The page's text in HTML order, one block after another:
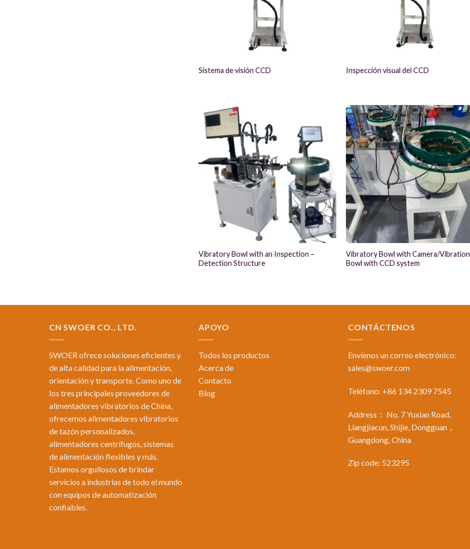
Sistema de visión CCD Inspección visual del CCD
Vibratory Bowl with an Inspection –
Detection Structure
Vibratory Bowl with Camera/Vibration
Bowl with CCD system
CN SWOER CO., LTD.
SWOER ofrece soluciones eficientes y
de alta calidad para la alimentación,
orientación y transporte. Como uno de
los tres principales proveedores de
alimentadores vibratorios de China,
ofrecemos alimentadores vibratorios
de tazón personalizados,
alimentadores centrífugos, sistemas
de alimentación flexibles y más.
Estamos orgullosos de brindar
servicios a industrias de todo el mundo
con equipos de automatización
confiables.
APOYO
Todos los productos
Acerca de
Contacto
Blog
CONTÁCTENOS
Envíenos un correo electrónico:
sales@swoer.com
Teléfono: +86 134 2309 7545
Address： No. 7 Yuxian Road,
Liangjiacun, Shijie, Dongguan，
Guangdong, China
Zip code: 523295